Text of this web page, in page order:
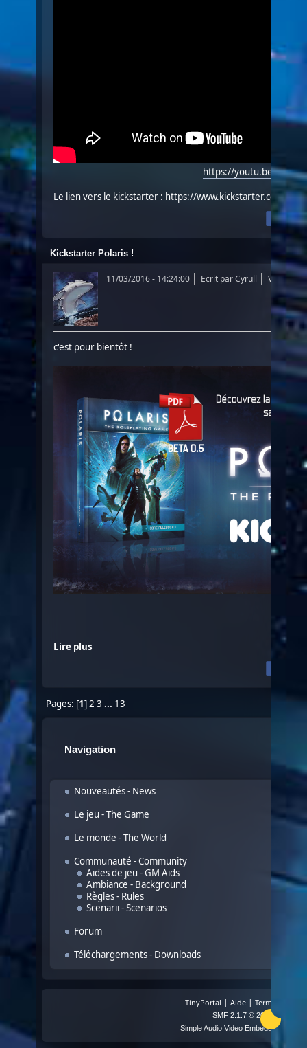
Navigation
Nouveautés - News
Le jeu - The Game
Le monde - The World
Communauté - Community
Aides de jeu - GM Aids
Ambiance - Background
Règles - Rules
Scenarii - Scenarios
Forum
Téléchargements - Downloads
https://youtu.be/
Le lien vers le kickstarter : https://www.kickstarter.com/
Kickstarter Polaris !
11/03/2016 - 14:24:00 Ecrit parCyrull Vues:
c'est pour bientôt !
Lire plus
Pages: [1]2 3 ... 13
TinyPortal |Aide |Termes et
SMF 2.1.7 © 2026,Simple
Simple Audio Video Embedder